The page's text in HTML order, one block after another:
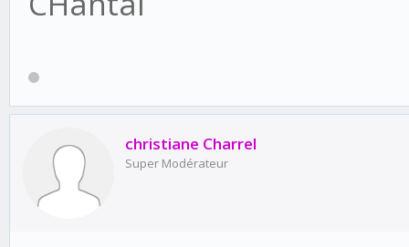
christiane Charrel
Super Modérateur